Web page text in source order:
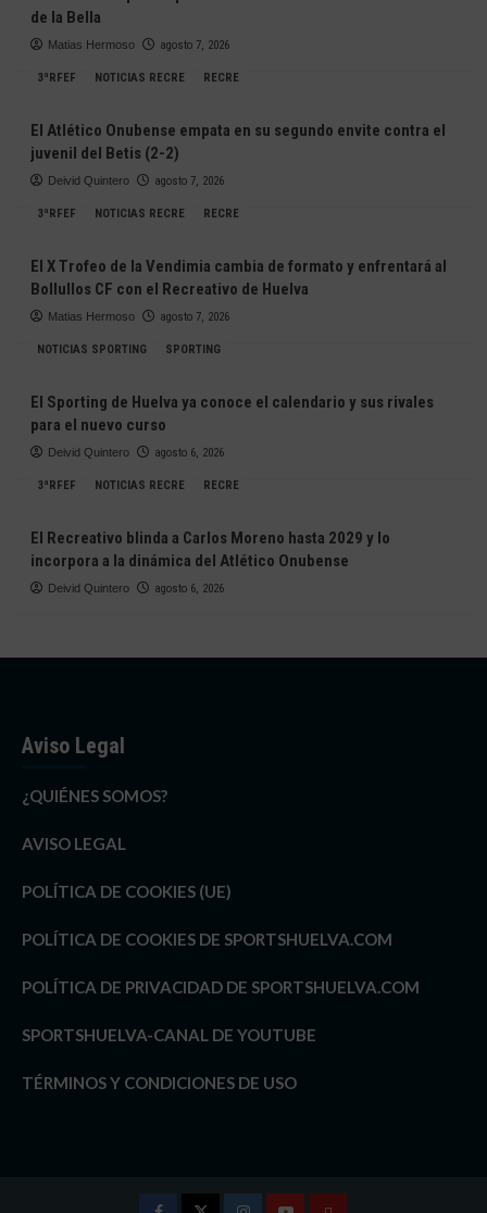
de la Bella
Matias Hermoso agosto 7, 2026
3ªRFEF NOTICIAS RECRE RECRE
El Atlético Onubense empata en su segundo envite contra el
juvenil del Betis (2-2)
Deivid Quintero agosto 7, 2026
3ªRFEF NOTICIAS RECRE RECRE
El X Trofeo de la Vendimia cambia de formato y enfrentará al
Bollullos CF con el Recreativo de Huelva
Matias Hermoso agosto 7, 2026
NOTICIAS SPORTING SPORTING
El Sporting de Huelva ya conoce el calendario y sus rivales
para el nuevo curso
Deivid Quintero agosto 6, 2026
3ªRFEF NOTICIAS RECRE RECRE
El Recreativo blinda a Carlos Moreno hasta 2029 y lo
incorpora a la dinámica del Atlético Onubense
Deivid Quintero agosto 6, 2026
Aviso Legal
¿QUIÉNES SOMOS?
AVISO LEGAL
POLÍTICA DE COOKIES (UE)
POLÍTICA DE COOKIES DE SPORTSHUELVA.COM
POLÍTICA DE PRIVACIDAD DE SPORTSHUELVA.COM
SPORTSHUELVA-CANAL DE YOUTUBE
TÉRMINOS Y CONDICIONES DE USO